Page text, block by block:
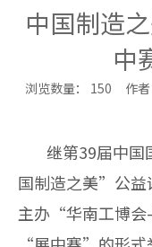
中国制造
中
浏览数量： 150 作者
继第39届中国
国制造之美”公益
主办“华南工博会-